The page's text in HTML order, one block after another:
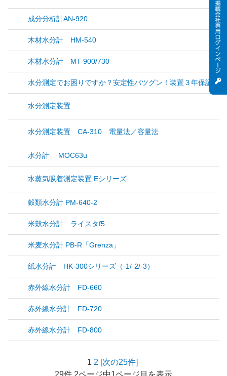
成分分析計AN-920
木材水分計 HM-540
木材水分計 MT-900/730
水分測定でお困りですか？安定性バツグン！装置３年保証！
水分測定装置
水分測定装置 CA-310 電量法／容量法
水分計 MOC63u
水蒸気吸着測定装置 Eシリーズ
穀類水分計 PM-640-2
米穀水分計 ライスタf5
米麦水分計 PB-R「Grenza」
紙水分計 HK-300シリーズ（-1/-2/-3）
赤外線水分計 FD-660
赤外線水分計 FD-720
赤外線水分計 FD-800
1 2 [次の25件]